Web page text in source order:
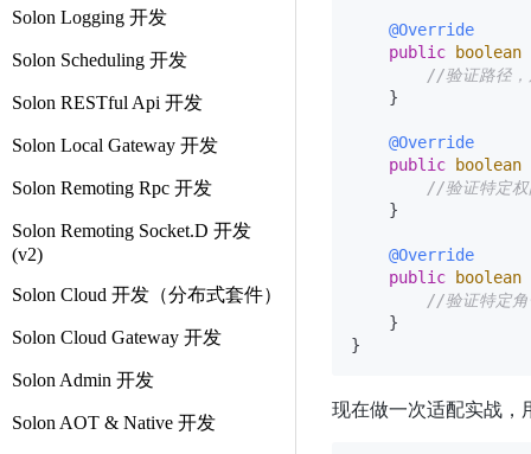
Solon Logging 开发
Solon Scheduling 开发
Solon RESTful Api 开发
Solon Local Gateway 开发
Solon Remoting Rpc 开发
Solon Remoting Socket.D 开发
(v2)
Solon Cloud 开发（分布式套件）
Solon Cloud Gateway 开发
Solon Admin 开发
Solon AOT & Native 开发
@Override
public
boolean
//验证路径，
    }
@Override
public
boolean
//验证特定
    }
@Override
public
boolean
//验证特定
    }
现在做一次适配实战，